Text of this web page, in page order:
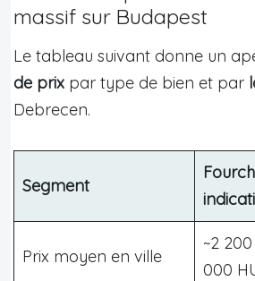
massif sur Budapest
Le tableau suivant donne un
de prix par type de bien et par
Debrecen.
Segment
Prix moyen en ville
~2
000